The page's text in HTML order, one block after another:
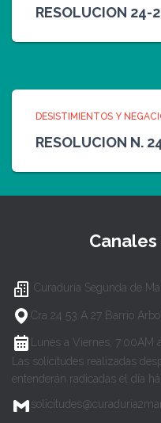
RESOLUCION 24-
DESISTIMIENTOS Y
RESOLUCION N.
Curaduría Segunda de
Cra 24 53 A 27 Barrio
Lunes a Viernes, 7:00AM
Las solicitudes realizadas
entenderán radicadas el día